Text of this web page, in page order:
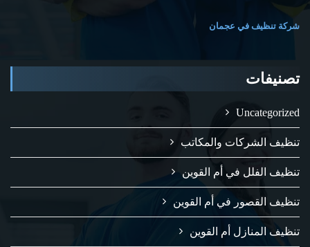
شركة تنظيف في عجمان
تصنيفات
Uncategorized
تنظيف الشركات والمكاتب
تنظيف الفلل في أم القوين
تنظيف القصور في أم القوين
تنظيف المنازل أم القوين